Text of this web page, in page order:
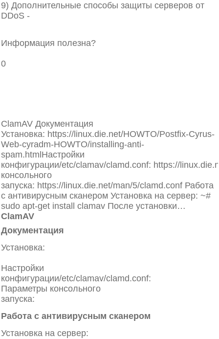
9) Дополнительные способы защиты серверов от
DDoS -
Информация полезна?
0
ClamAV Документация
Установка: https://linux.die.net/HOWTO/Postfix-Cyrus-
Web-cyradm-HOWTO/installing-anti-
spam.htmlНастройки
конфигурации/etc/clamav/clamd.conf: https://
консольного
запуска: https://linux.die.net/man/5/clamd.conf Работа
с антивирусным сканером Установка на сервер: ~#
sudo apt-get install clamav После установки…
ClamAV
Документация
Установка:
Настройки
конфигурации/etc/clamav/clamd.conf:
Параметры консольного
запуска:
Работа с антивирусным сканером
Установка на сервер: